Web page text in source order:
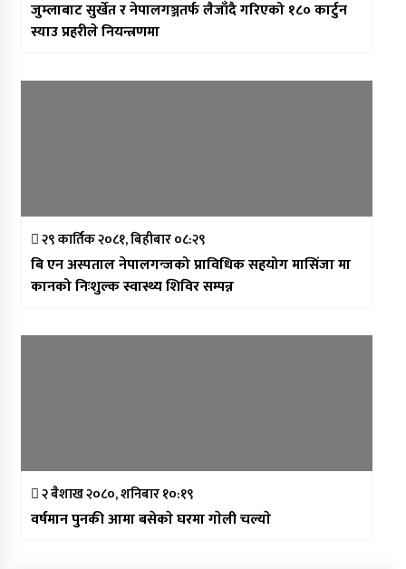
जुम्लाबाट सुर्खेत र नेपालगञ्जतर्फ लैजाँदै गरिएको १८० कार्टुन
स्याउ प्रहरीले नियन्त्रणमा
२९ कार्तिक २०८१, बिहीबार ०८:२९
बि एन अस्पताल नेपालगन्जको प्राविधिक सहयोग मासिंजा मा
कानको निःशुल्क स्वास्थ्य शिविर सम्पन्न
२ बैशाख २०८०, शनिबार १०:१९
वर्षमान पुनकी आमा बसेकाे घरमा गाेली चल्याे